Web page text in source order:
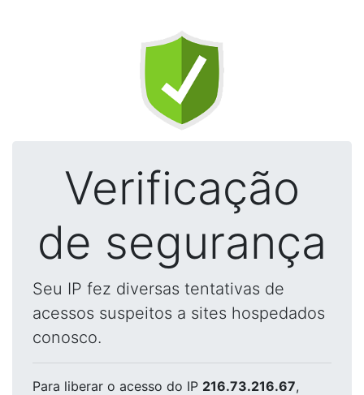
Verificação
de segurança
Seu IP fez diversas tentativas de
acessos suspeitos a sites hospedados
conosco.
Para liberar o acesso do IP 216.73.216.67,